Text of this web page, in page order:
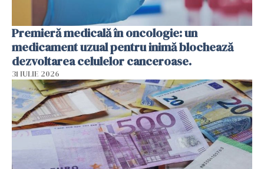
Premieră medicală în oncologie: un
medicament uzual pentru inimă blochează
dezvoltarea celulelor canceroase.
31 IULIE 2026